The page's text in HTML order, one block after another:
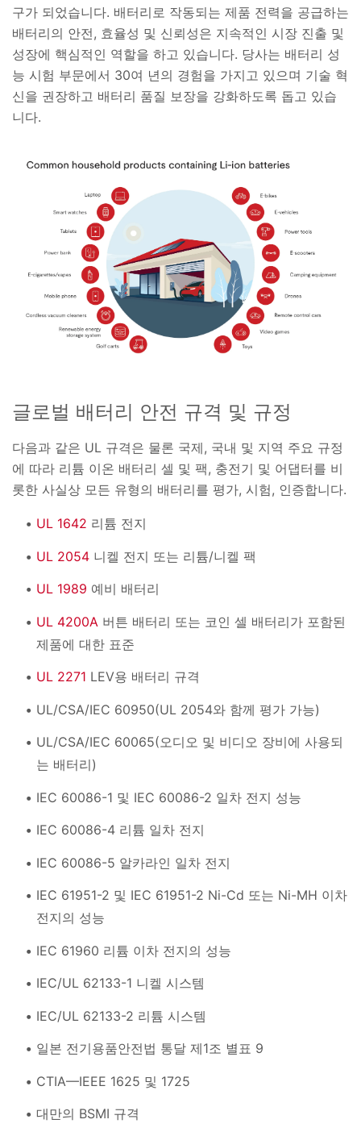
구가 되었습니다. 배터리로 작동되는 제품 전력을 공급하는
배터리의 안전, 효율성 및 신뢰성은 지속적인 시장 진출 및
성장에 핵심적인 역할을 하고 있습니다. 당사는 배터리 성
능 시험 부문에서 30여 년의 경험을 가지고 있으며 기술 혁
신을 권장하고 배터리 품질 보장을 강화하도록 돕고 있습
니다.
글로벌 배터리 안전 규격 및 규정
다음과 같은 UL 규격은 물론 국제, 국내 및 지역 주요 규정
에 따라 리튬 이온 배터리 셀 및 팩, 충전기 및 어댑터를 비
롯한 사실상 모든 유형의 배터리를 평가, 시험, 인증합니다.
UL 1642 리튬 전지
UL 2054 니켈 전지 또는 리튬/니켈 팩
UL 1989 예비 배터리
UL 4200A 버튼 배터리 또는 코인 셀 배터리가 포함된
제품에 대한 표준
UL 2271 LEV용 배터리 규격
UL/CSA/IEC 60950(UL 2054와 함께 평가 가능)
UL/CSA/IEC 60065(오디오 및 비디오 장비에 사용되
는 배터리)
IEC 60086-1 및 IEC 60086-2 일차 전지 성능
IEC 60086-4 리튬 일차 전지
IEC 60086-5 알카라인 일차 전지
IEC 61951-2 및 IEC 61951-2 Ni-Cd 또는 Ni-MH 이차
전지의 성능
IEC 61960 리튬 이차 전지의 성능
IEC/UL 62133-1 니켈 시스템
IEC/UL 62133-2 리튬 시스템
일본 전기용품안전법 통달 제1조 별표 9
CTIA—IEEE 1625 및 1725
대만의 BSMI 규격